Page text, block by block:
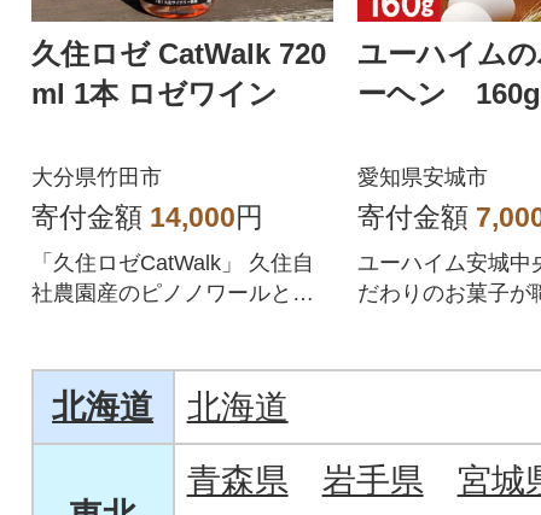
久住ロゼ CatWalk 720
ml 1本 ロゼワイン
大分県竹田市
寄付金額 14,000円
「久住ロゼCatWalk」 久住自
社農園産のピノノワールとシ
ユーハイム
ーヘン 160g
愛知県安城市
寄付金額
ユーハイム安城中
だわりのお菓子が
北海道 北海道
青森県 岩手県 宮城